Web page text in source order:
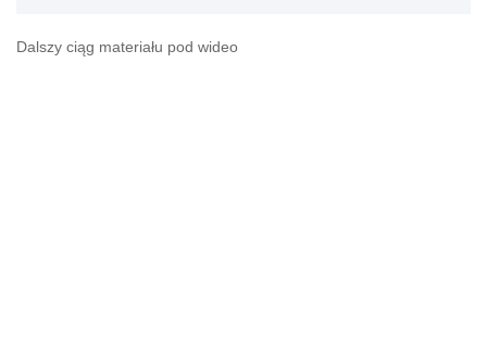
Dalszy ciąg materiału pod wideo